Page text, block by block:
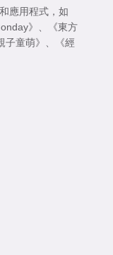
應用程式，如
》
《東方
子童萌》
《經